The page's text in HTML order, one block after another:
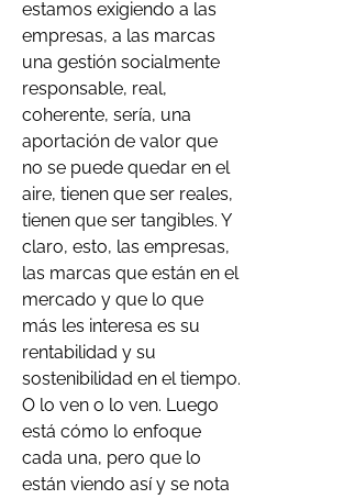
estamos exigiendo a las
empresas, a las marcas
una gestión socialmente
responsable, real,
coherente, sería, una
aportación de valor que
no se puede quedar en el
aire, tienen que ser reales,
tienen que ser tangibles. Y
claro, esto, las empresas,
las marcas que están en el
mercado y que lo que
más les interesa es su
rentabilidad y su
sostenibilidad en el tiempo.
O lo ven o lo ven. Luego
está cómo lo enfoque
cada una, pero que lo
están viendo así y se nota